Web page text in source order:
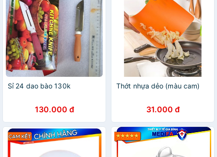
Sỉ 24 dao bào 130k
130.000 đ
Thớt nhựa dẻo (màu cam)
31.000 đ